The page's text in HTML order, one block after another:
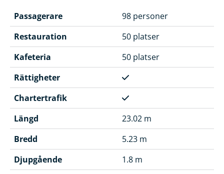
Passagerare
98 personer
Restauration
50 platser
Kafeteria
50 platser
Rättigheter
Chartertrafik
Längd
23.02 m
Bredd
5.23 m
Djupgående
1.8 m